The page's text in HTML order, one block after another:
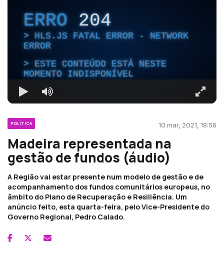
ERRO204
HLS.JS FATAL ERROR - NETWORK
ERROR
ESTE CONTEÚDO ESTÁ NESTE
MOMENTO INDISPONÍVEL
POLÍTICA 10 mar, 2021, 18:56
Madeira representada na
gestão de fundos (áudio)
A Região vai estar presente num modelo de gestão e de
acompanhamento dos fundos comunitários europeus, no
âmbito do Plano de Recuperação e Resiliência. Um
anúncio feito, esta quarta-feira, pelo Vice-Presidente do
Governo Regional, Pedro Calado.